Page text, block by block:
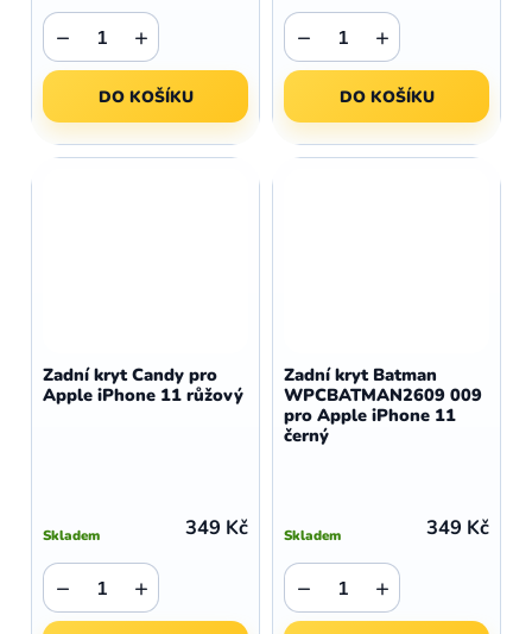
+
−
DO KOŠÍKU
+
−
DO KOŠÍKU
Zadní kryt Candy pro
Apple iPhone 11 růžový
Skladem 349 Kč
+
−
Zadní kryt Batman
WPCBATMAN2609 009
pro Apple iPhone 11
černý
Skladem 349 Kč
+
−